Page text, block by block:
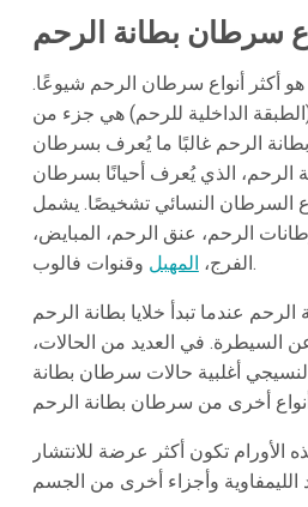
سرطان بطانة الرحم
أكثر أنواع سرطان الرحم شيوعًا.
الداخلية للرحم) هي جزء من
الرحم غالبًا ما يُعرف بسرطان
الرحم، الذي يُعرف أحيانًا بسرطان
السرطان النسائي تشخيصًا. يشمل
الرحم، عنق الرحم، المبايض،
الفرج، المهبل وقنوات فالوب.
عندما تبدأ خلايا بطانة الرحم
السيطرة. في العديد من الحالات،
أغلبية حالات سرطان بطانة
الأورام تكون أكثر عرضة للانتشار